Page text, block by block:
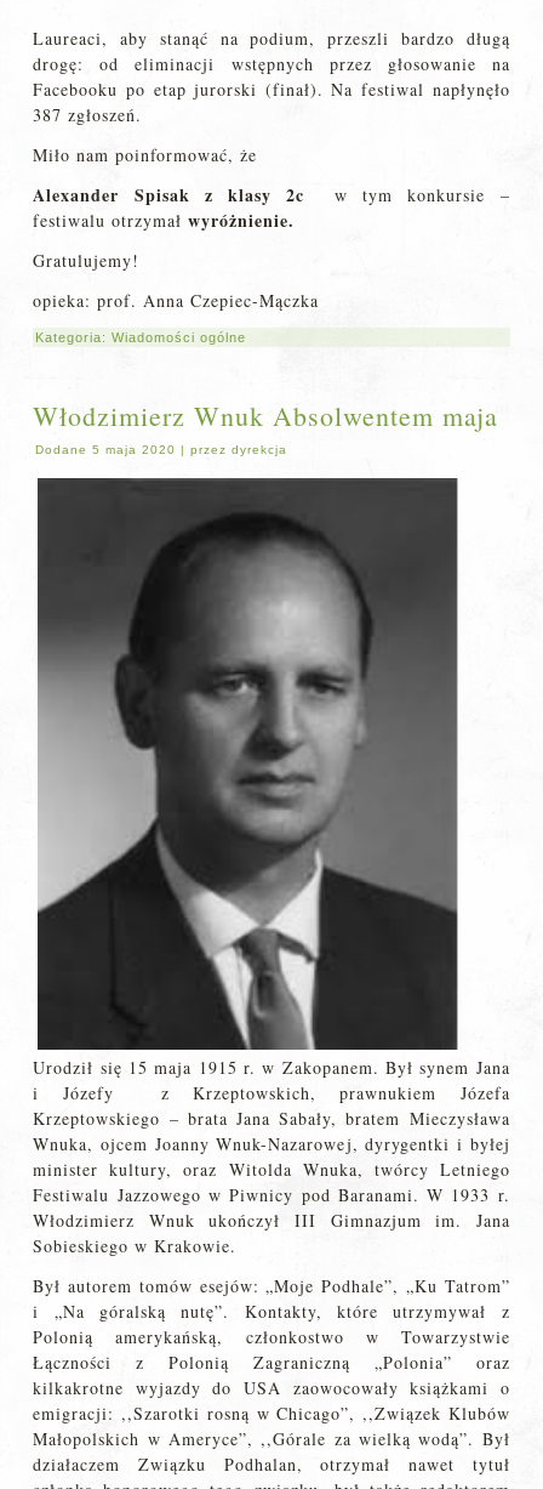
Laureaci, aby stanąć na podium, przeszli bardzo długą
drogę: od eliminacji wstępnych przez głosowanie na
Facebooku po etap jurorski (finał). Na festiwal napłynęło
387 zgłoszeń.
Miło nam poinformować, że
Alexander Spisak z klasy 2c
w tym konkursie –
festiwalu otrzymał wyróżnienie.
Gratulujemy!
opieka: prof. Anna Czepiec-Mączka
Kategoria:Wiadomości ogólne
Włodzimierz Wnuk Absolwentem maja
Dodane 5 maja 2020 |przez dyrekcja
Urodził się 15 maja 1915 r. w Zakopanem. Był synem Jana
i Józefy z Krzeptowskich, prawnukiem Józefa
Krzeptowskiego – brata Jana Sabały, bratem Mieczysława
Wnuka, ojcem Joanny Wnuk-Nazarowej, dyrygentki i byłej
minister kultury, oraz Witolda Wnuka, twórcy Letniego
Festiwalu Jazzowego w Piwnicy pod Baranami. W 1933 r.
Włodzimierz Wnuk ukończył III Gimnazjum im. Jana
Sobieskiego w Krakowie.
Był autorem tomów esejów: „Moje Podhale”, „Ku Tatrom”
i „Na góralską nutę”. Kontakty, które utrzymywał z
Polonią amerykańską, członkostwo w Towarzystwie
Łączności z Polonią Zagraniczną „Polonia” oraz
kilkakrotne wyjazdy do USA zaowocowały książkami o
emigracji: ,,Szarotki rosną w Chicago”, ,,Związek Klubów
Małopolskich w Ameryce”, ,,Górale za wielką wodą”. Był
działaczem Związku Podhalan, otrzymał nawet tytuł